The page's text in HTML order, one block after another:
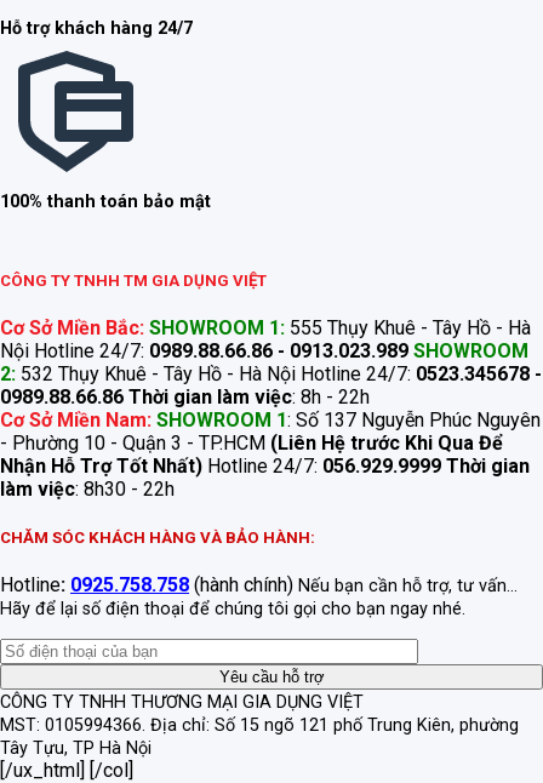
Hỗ trợ khách hàng 24/7
100% thanh toán bảo mật
CÔNG TY TNHH TM GIA DỤNG VIỆT
Cơ Sở Miền Bắc: SHOWROOM 1: 555 Thụy Khuê - Tây Hồ - Hà
Nội Hotline 24/7: 0989.88.66.86 - 0913.023.989 SHOWROOM
2: 532 Thụy Khuê - Tây Hồ - Hà Nội Hotline 24/7: 0523.345678 -
0989.88.66.86 Thời gian làm việc: 8h - 22h
Cơ Sở Miền Nam: SHOWROOM 1: Số 137 Nguyễn Phúc Nguyên
- Phường 10 - Quận 3 - TP.HCM (Liên Hệ trước Khi Qua Để
Nhận Hỗ Trợ Tốt Nhất) Hotline 24/7: 056.929.9999 Thời gian
làm việc: 8h30 - 22h
CHĂM SÓC KHÁCH HÀNG VÀ BẢO HÀNH:
Hotline: 0925.758.758 (hành chính) Nếu bạn cần hỗ trợ, tư vấn...
Hãy để lại số điện thoại để chúng tôi gọi cho bạn ngay nhé.
CÔNG TY TNHH THƯƠNG MẠI GIA DỤNG VIỆT
MST: 0105994366. Địa chỉ: Số 15 ngõ 121 phố Trung Kiên, phường
Tây Tựu, TP Hà Nội
[/ux_html] [/col]